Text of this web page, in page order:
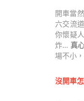
開車當
六交流
你懷疑
炸... 真
場不小
沒開車